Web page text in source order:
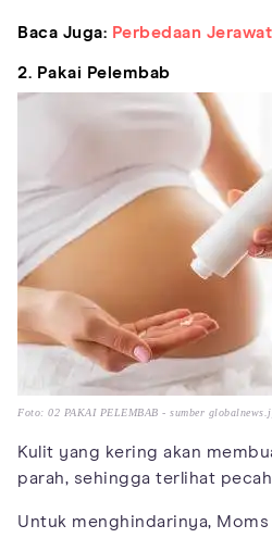
Baca Juga: Perbedaan
2. Pakai Pelembab
Foto: 02 PAKAI PELEMBAB - sumber
Kulit yang kering akan
parah, sehingga terlihat
Untuk menghindarinya, Moms